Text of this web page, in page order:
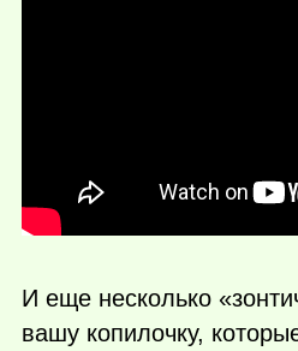
И еще несколько
вашу копилочку,